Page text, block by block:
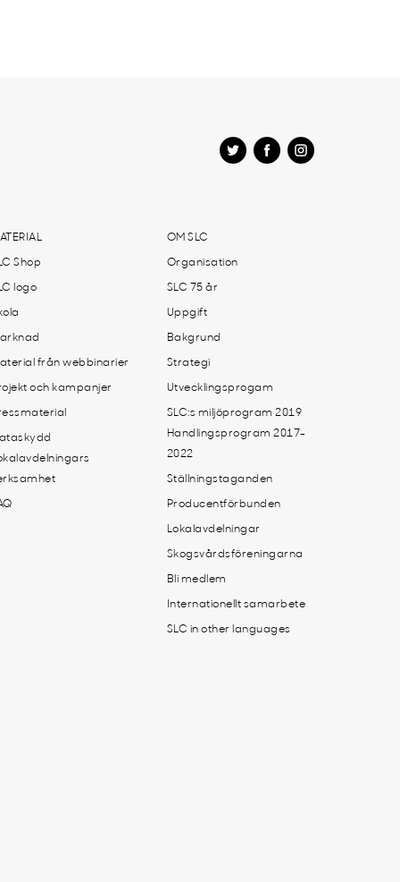
Shop
logo
från webbinarier
och kampanjer
OM SLC
Organisation
SLC 75 år
Uppgift
Bakgrund
Strategi
Utvecklingsprogam
SLC:s miljöprogram 2019
Handlingsprogram 2017-
2022
Ställningstaganden
Producentförbunden
Lokalavdelningar
Skogsvårdsföreningarna
Bli medlem
Internationellt samarbete
SLC in other languages